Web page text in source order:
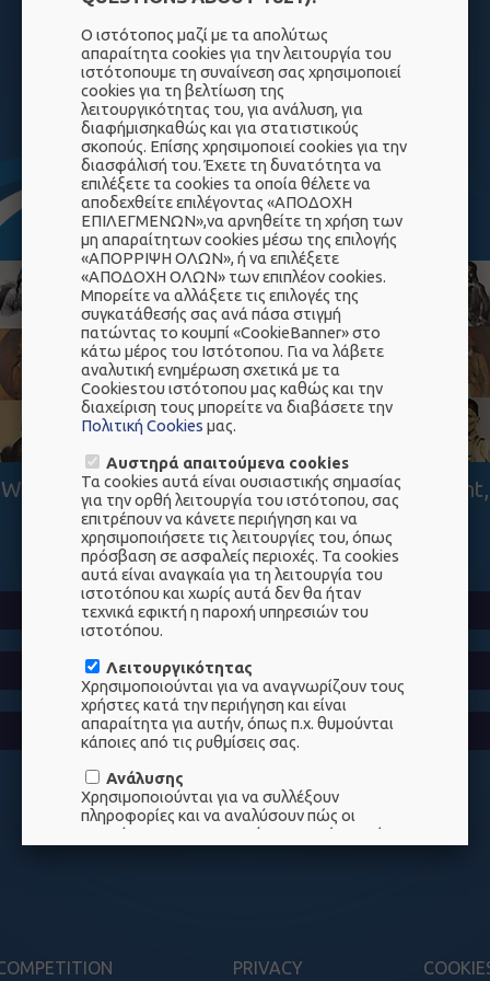
ABOUT1821
1 2 3 4 5 6
8
9 10
When I want, I become an angel and when I want,
I become a devil, again". Who said that?
Athanasios Diakos
George Karaiskakis
Markos Botsaris
PRIVACY
Ο ιστότοπος μαζί με τα απολύτως
απαραίτητα cookies για την λειτουργία του
ιστότοπουμε τη συναίνεση σας χρησιμοποιεί
cookies για τη βελτίωση της
λειτουργικότητας του, για ανάλυση, για
διαφήμισηκαθώς και για στατιστικούς
σκοπούς. Επίσης χρησιμοποιεί cookies για την
διασφάλισή του. Έχετε τη δυνατότητα να
επιλέξετε τα cookies τα οποία θέλετε να
αποδεχθείτε επιλέγοντας «ΑΠΟΔΟΧΗ
ΕΠΙΛΕΓΜΕΝΩΝ»,να αρνηθείτε τη χρήση των
μη απαραίτητων cookies μέσω της επιλογής
«ΑΠΟΡΡΙΨΗ ΟΛΩΝ», ή να επιλέξετε
«ΑΠΟΔΟΧΗ ΟΛΩΝ» των επιπλέον cookies.
Μπορείτε να αλλάξετε τις επιλογές της
συγκατάθεσής σας ανά πάσα στιγμή
πατώντας το κουμπί «CookieBanner» στο
κάτω μέρος του Ιστότοπου. Για να λάβετε
αναλυτική ενημέρωση σχετικά με τα
Cookiesτου ιστότοπου μας καθώς και την
διαχείριση τους μπορείτε να διαβάσετε την
Πολιτική Cookies μας.
Αυστηρά απαιτούμενα cookies
Τα cookies αυτά είναι ουσιαστικής σημασίας
για την ορθή λειτουργία του ιστότοπου, σας
επιτρέπουν να κάνετε περιήγηση και να
χρησιμοποιήσετε τις λειτουργίες του, όπως
πρόσβαση σε ασφαλείς περιοχές. Τα cookies
αυτά είναι αναγκαία για τη λειτουργία του
ιστοτόπου και χωρίς αυτά δεν θα ήταν
τεχνικά εφικτή η παροχή υπηρεσιών του
ιστοτόπου.
Λειτουργικότητας
Χρησιμοποιούνται για να αναγνωρίζουν τους
χρήστες κατά την περιήγηση και είναι
απαραίτητα για αυτήν, όπως π.χ. θυμούνται
κάποιες από τις ρυθμίσεις σας.
Ανάλυσης
Χρησιμοποιούνται για να συλλέξουν
πληροφορίες και να αναλύσουν πώς οι
επισκέπτες χρησιμοποιούν τον ιστότοπο (για
πληροφορίες που συλλέγονται από τα